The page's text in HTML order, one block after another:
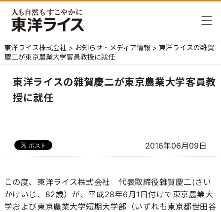
東洋ライス株式会社 > お知らせ・メディア情報 > 東洋ライスの雜賀
慶二が東京農業大学客員教授に就任
東洋ライスの雜賀慶二が東京農業大学客員教
授に就任
2016年06月09日
この度、東洋ライス株式会社 代表取締役雜賀慶二(さい
かけいじ、82歳）が、平成28年6月1日付けで東京農業大
学および東京農業大学短期大学部（いずれも東京都世田谷